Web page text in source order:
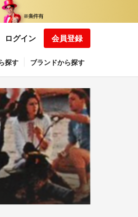
ログイン 会員登録
探す ブランドから探す